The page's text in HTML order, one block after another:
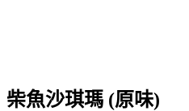
柴魚沙琪瑪 (原味)